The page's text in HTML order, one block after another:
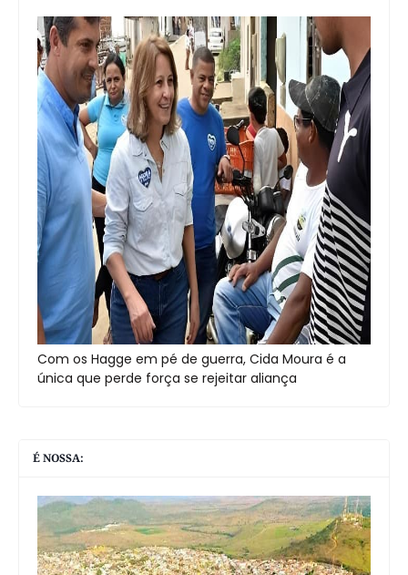
Com os Hagge em pé de guerra, Cida Moura é a
única que perde força se rejeitar aliança
É NOSSA: